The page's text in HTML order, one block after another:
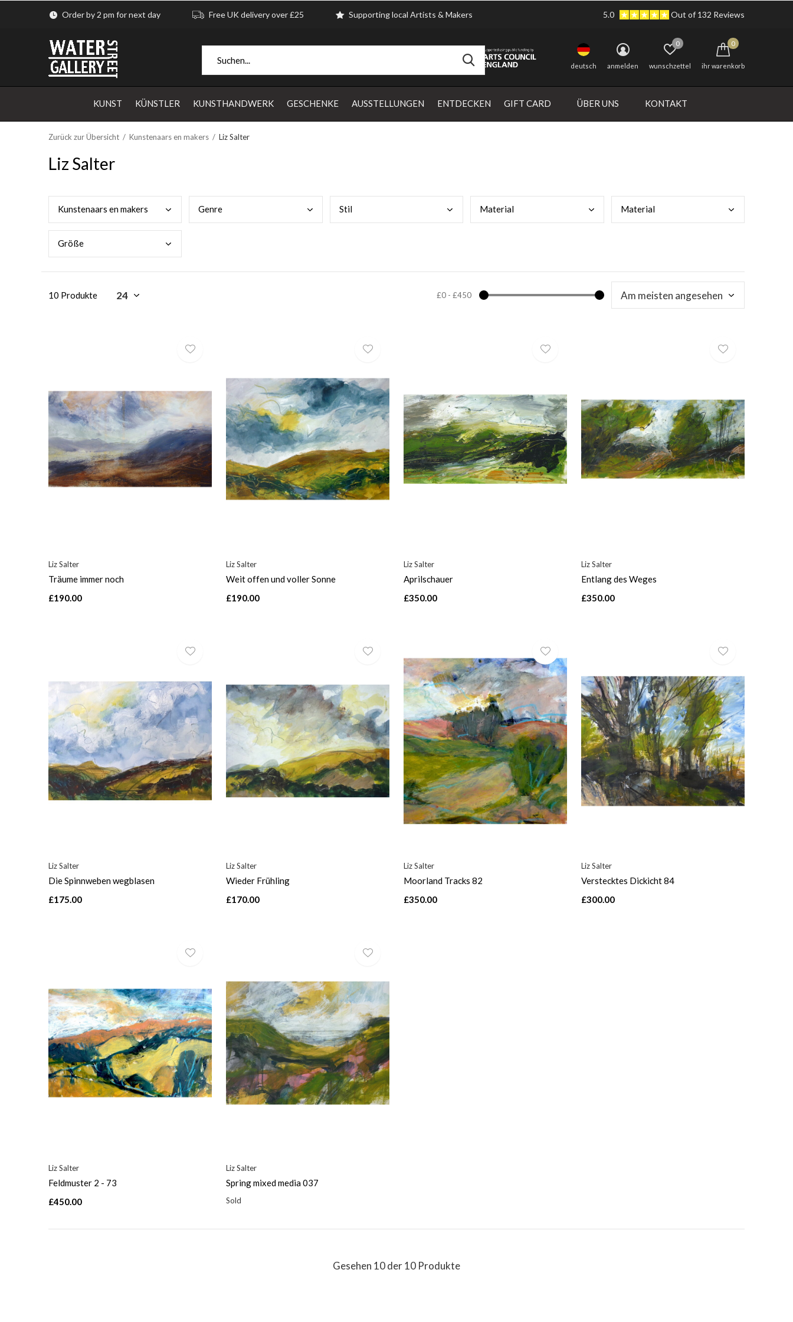
KUNST KÜNSTLER KUNSTHANDWERK GESCHENKE AUSSTELLUNGEN ENTDECKEN GIFT CARD ÜBER UNS KONTAKT
deutsch anmelden wunschzettel
0
ihr warenkorb
0
Order by 2 pm for next day Free UK delivery over £25 Supporting local Artists & Makers 5.0 Out of 132 Reviews
Zurück zur Übersicht Kunstenaars en makers Liz Salter
Liz Salter
Kunstenaars en makers Genre Stil Material Material
Größe
10 Produkte £0- £450
Liz Salter
Träume immer noch
£190.00
Liz Salter
Weit offen und voller Sonne
£190.00
Liz Salter
Aprilschauer
£350.00
Liz Salter
Entlang des Weges
£350.00
Liz Salter
Die Spinnweben wegblasen
£175.00
Liz Salter
Wieder Frühling
£170.00
Liz Salter
Moorland Tracks 82
£350.00
Liz Salter
Verstecktes Dickicht 84
£300.00
Liz Salter
Feldmuster 2 - 73
£450.00
Liz Salter
Spring mixed media 037
Sold
Gesehen 10 der 10 Produkte